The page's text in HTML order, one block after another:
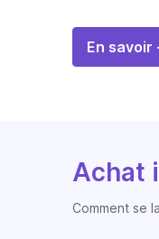
En savoir
Achat
Comment se